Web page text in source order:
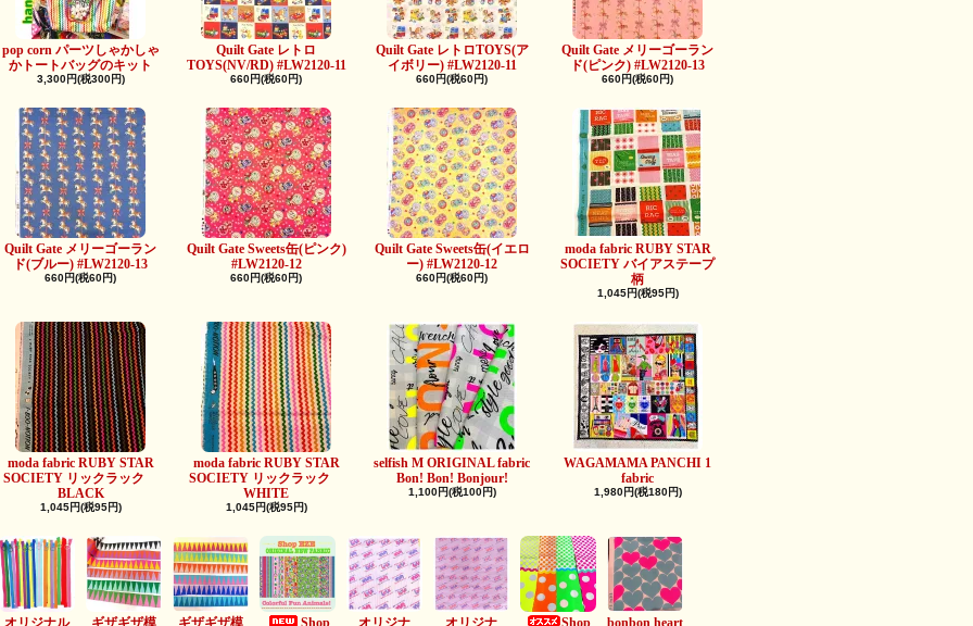
pop corn パーツしゃかしゃ
かトートバッグのキット
3,300円(税300円)
Quilt Gate レトロ
TOYS(NV/RD) #LW2120-11
660円(税60円)
Quilt Gate レトロTOYS(ア
イボリー) #LW2120-11
660円(税60円)
Quilt Gate メリーゴーラン
ド(ピンク) #LW2120-13
660円(税60円)
Quilt Gate メリーゴーラン
ド(ブルー) #LW2120-13
660円(税60円)
Quilt Gate Sweets缶(ピンク)
#LW2120-12
660円(税60円)
Quilt Gate Sweets缶(イエロ
ー) #LW2120-12
660円(税60円)
moda fabric RUBY STAR
SOCIETY バイアステープ
柄
1,045円(税95円)
moda fabric RUBY STAR
SOCIETY リックラック
BLACK
1,045円(税95円)
moda fabric RUBY STAR
SOCIETY リックラック
WHITE
1,045円(税95円)
selfish M ORIGINAL fabric
Bon! Bon! Bonjour!
1,100円(税100円)
WAGAMAMA PANCHI 1
fabric
1,980円(税180円)
オリジナル
ギザギザ模
ギザギザ模
Shop
オリジナ
オリジナ
Shop
bonbon heart